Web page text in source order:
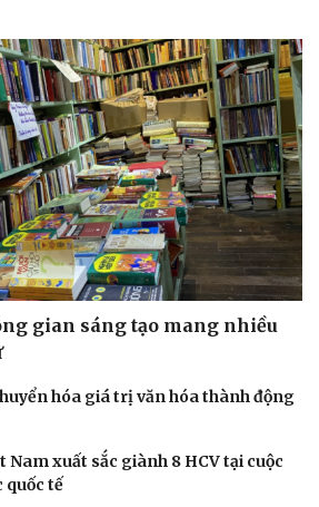
gian sáng tạo mang nhiều
hóa giá trị văn hóa thành động
Nam xuất sắc giành 8 HCV tại cuộc
quốc tế